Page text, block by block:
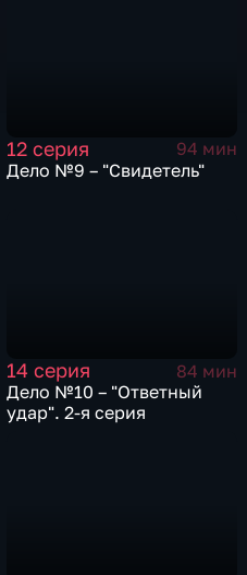
12 серия
94 мин
Дело №9 – "Свидетель"
14 серия
84 мин
Дело №10 – "Ответный
удар". 2-я серия